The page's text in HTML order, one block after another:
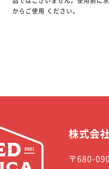
からご使用 ください。
株式会
〒680-